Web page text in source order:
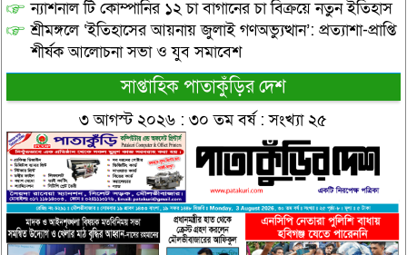
ন্যাশনাল টি কোম্পানির ১২ চা বাগানের চা বিক্রয়ে নতুন ইতিহাস
শ্রীমঙ্গলে ‘ইতিহাসের আয়নায় জুলাই গণঅভ্যুত্থান’: প্রত্যাশা-প্রাপ্তি
শীর্ষক আলোচনা সভা ও যুব সমাবেশ
সাপ্তাহিক পাতাকুঁড়ির দেশ
৩ আগস্ট ২০২৬ : ৩০ তম বর্ষ : সংখ্যা ২৫